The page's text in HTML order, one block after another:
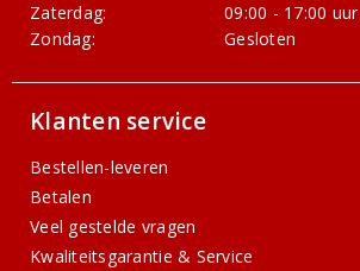
Zaterdag:
09:00 - 17:00 uur
Zondag:
Gesloten
Klanten service
Bestellen-leveren
Betalen
Veel gestelde vragen
Kwaliteitsgarantie & Service